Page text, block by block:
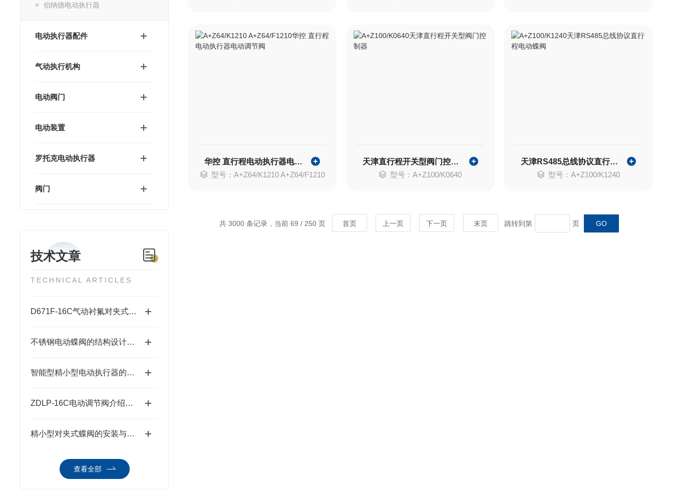
伯纳德电动执行器
电动执行器配件
气动执行机构
电动阀门
电动装置
罗托克电动执行器
阀门
技术文章
TECHNICAL ARTICLES
D671F-16C气动衬氟对夹式蝶阀的参数
不锈钢电动蝶阀的结构设计与密封技术分析
智能型精小型电动执行器的特点
ZDLP-16C电动调节阀介绍及参数
精小型对夹式蝶阀的安装与维护操作指南
查看全部
华控 直行程电动执行器电动调节阀
型号：A+Z64/K1210 A+Z64/F1210
天津直行程开关型阀门控制器
型号：A+Z100/K0640
天津RS485总线协议直行程电动蝶阀
型号：A+Z100/K1240
共 3000 条记录，当前 69 / 250 页 首页 上一页 下一页 末页 跳转到第 页